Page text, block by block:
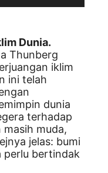
Dunia.
Thunberg
iklim
ini telah
dunia
terhadap
masih muda,
jelas: bumi
perlu bertindak